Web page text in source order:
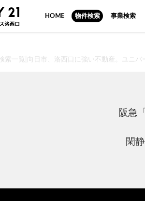
HOME 物件検索 事業検索
索一覧|向日市、洛西口に強い不動産。ユニバ
阪急
閑